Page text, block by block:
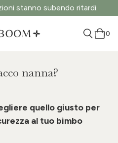
stanno subendo ritardi.
0
nanna?
quello giusto per
al tuo bimbo